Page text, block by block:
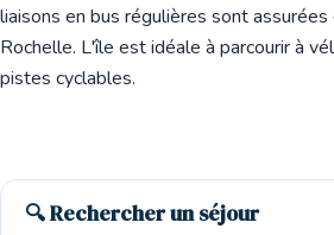
liaisons en bus régulières sont
Rochelle. L'île est idéale à parcourir à
pistes cyclables.
🔍 Rechercher un séjour